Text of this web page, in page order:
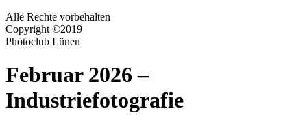
Alle Rechte vorbehalten
Copyright ©2019
Photoclub Lünen
Februar 2026 –
Industriefotografie